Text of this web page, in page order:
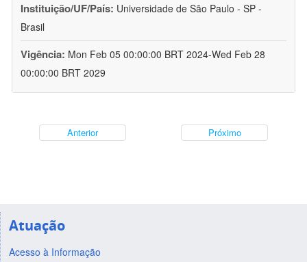
Instituição/UF/País: Universidade de São Paulo - SP -
Brasil
Vigência: Mon Feb 05 00:00:00 BRT 2024-Wed Feb 28
00:00:00 BRT 2029
Anterior Próximo
Atuação
Acesso à Informação